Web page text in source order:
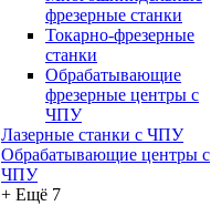
фрезерные станки
Токарно-фрезерные
станки
Обрабатывающие
фрезерные центры с
ЧПУ
Лазерные станки с ЧПУ
Обрабатывающие центры с
ЧПУ
+ Ещё 7